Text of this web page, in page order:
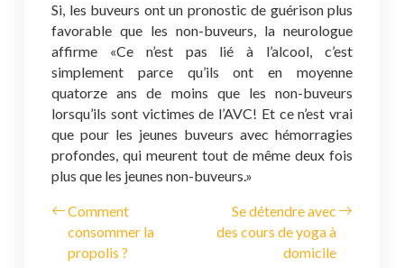
Si, les buveurs ont un pronostic de guérison plus
favorable que les non-buveurs, la neurologue
affirme «Ce n’est pas lié à l’alcool, c’est
simplement parce qu’ils ont en moyenne
quatorze ans de moins que les non-buveurs
lorsqu’ils sont victimes de l’AVC! Et ce n’est vrai
que pour les jeunes buveurs avec hémorragies
profondes, qui meurent tout de même deux fois
plus que les jeunes non-buveurs.»
Comment
consommer la
propolis ?
Se détendre avec
des cours de yoga à
domicile